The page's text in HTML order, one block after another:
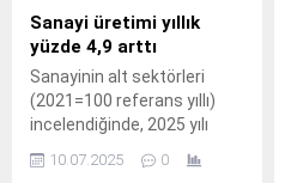
Sanayi üretimi yıllık
yüzde 4,9 arttı
Sanayinin alt sektörleri
(2021=100 referans yıllı)
incelendiğinde, 2025 yılı
taş ocakçılığı sektörü
10.07.2025 0